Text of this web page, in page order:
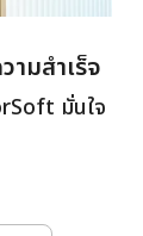
ามสำเร็จ
มั่นใจ